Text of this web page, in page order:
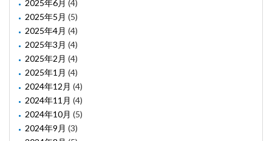
2025年6月 (4)
2025年5月 (5)
2025年4月 (4)
2025年3月 (4)
2025年2月 (4)
2025年1月 (4)
2024年12月 (4)
2024年11月 (4)
2024年10月 (5)
2024年9月 (3)